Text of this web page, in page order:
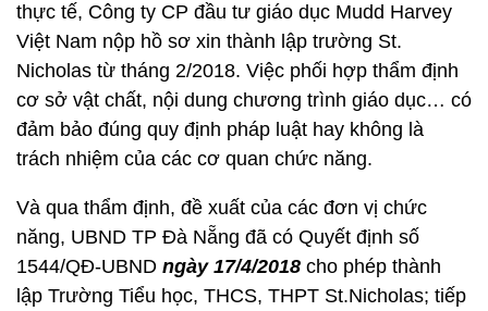
thực tế, Công ty CP đầu tư giáo dục Mudd Harvey
Việt Nam nộp hồ sơ xin thành lập trường St.
Nicholas từ tháng 2/2018. Việc phối hợp thẩm định
cơ sở vật chất, nội dung chương trình giáo dục… có
đảm bảo đúng quy định pháp luật hay không là
trách nhiệm của các cơ quan chức năng.
Và qua thẩm định, đề xuất của các đơn vị chức
năng, UBND TP Đà Nẵng đã có Quyết định số
1544/QĐ-UBND ngày 17/4/2018 cho phép thành
lập Trường Tiểu học, THCS, THPT St.Nicholas; tiếp